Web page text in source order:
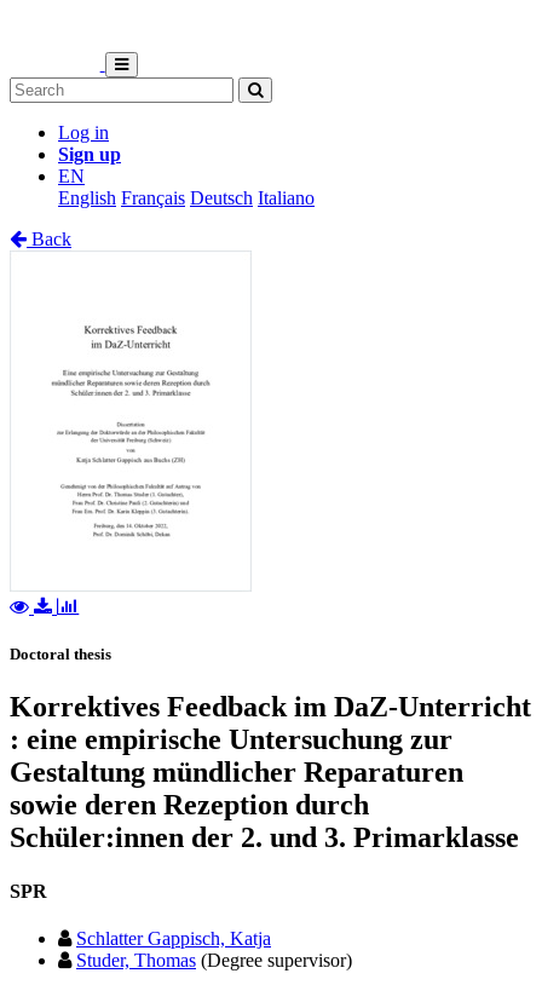
Log in
Sign up
EN
English Français Deutsch Italiano
Back
Doctoral thesis
Korrektives Feedback im DaZ-Unterricht
: eine empirische Untersuchung zur
Gestaltung mündlicher Reparaturen
sowie deren Rezeption durch
Schüler:innen der 2. und 3. Primarklasse
SPR
Schlatter Gappisch, Katja
Studer, Thomas (Degree supervisor)